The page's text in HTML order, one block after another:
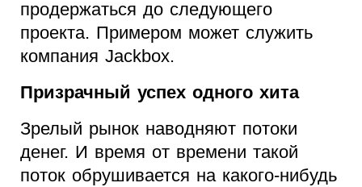
продержаться до следующего
проекта. Примером может служить
компания Jackbox.
Призрачный успех одного хита
Зрелый рынок наводняют потоки
денег. И время от времени такой
поток обрушивается на какого-нибудь